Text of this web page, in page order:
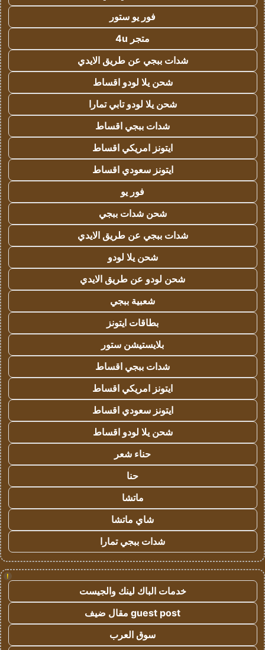
فور يو ستور
متجر 4u
شدات ببجي عن طريق الايدي
شحن يلا لودو اقساط
شحن يلا لودو تابي تمارا
شدات ببجي اقساط
ايتونز امريكي اقساط
ايتونز سعودي اقساط
فور يو
شحن شدات ببجي
شدات ببجي عن طريق الايدي
شحن يلا لودو
شحن لودو عن طريق الايدي
شعبية ببجي
بطاقات ايتونز
بلايستيشن ستور
شدات ببجي اقساط
ايتونز امريكي اقساط
ايتونز سعودي اقساط
شحن يلا لودو اقساط
حناء شعر
حنا
ماتشا
شاي ماتشا
شدات ببجي تمارا
!
خدمات الباك لينك والجيست
guest post مقال ضيف
سوق العرب